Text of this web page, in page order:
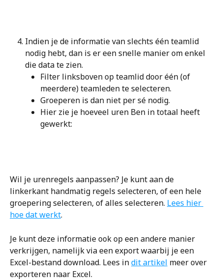
Indien je de informatie van slechts één teamlid
nodig hebt, dan is er een snelle manier om enkel
die data te zien.
Filter linksboven op teamlid door één (of
meerdere) teamleden te selecteren.
Groeperen is dan niet per sé nodig.
Hier zie je hoeveel uren Ben in totaal heeft
gewerkt:
Wil je urenregels aanpassen? Je kunt aan de
linkerkant handmatig regels selecteren, of een hele
groepering selecteren, of alles selecteren. Lees hier
hoe dat werkt.
Je kunt deze informatie ook op een andere manier
verkrijgen, namelijk via een export waarbij je een
Excel-bestand download. Lees in dit artikel meer over
exporteren naar Excel.